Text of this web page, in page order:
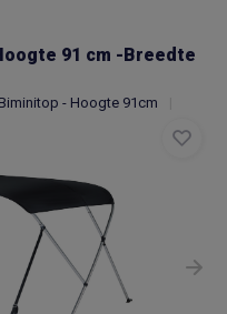
91 cm -Breedte
- Hoogte 91cm